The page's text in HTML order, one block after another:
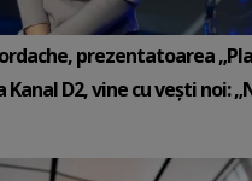
prezentatoarea
Kanal D2, vine cu vești noi: